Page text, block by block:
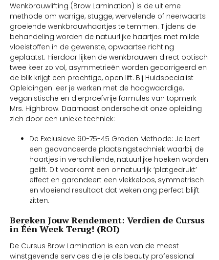
Wenkbrauwlifting (Brow Lamination) is de ultieme
methode om warrige, stugge, wervelende of neerwaarts
groeiende wenkbrauwhaartjes te temmen. Tijdens de
behandeling worden de natuurlijke haartjes met milde
vloeistoffen in de gewenste, opwaartse richting
geplaatst. Hierdoor lijken de wenkbrauwen direct optisch
twee keer zo vol, asymmetrieën worden gecorrigeerd en
de blik krijgt een prachtige, open lift. Bij Huidspecialist
Opleidingen leer je werken met de hoogwaardige,
veganistische en dierproefvrije formules van topmerk
Mrs. Highbrow. Daarnaast onderscheidt onze opleiding
zich door een unieke techniek:
De Exclusieve 90-75-45 Graden Methode: Je leert
een geavanceerde plaatsingstechniek waarbij de
haartjes in verschillende, natuurlijke hoeken worden
gelift. Dit voorkomt een onnatuurlijk ‘platgedrukt’
effect en garandeert een vlekkeloos, symmetrisch
en vloeiend resultaat dat wekenlang perfect blijft
zitten.
Bereken Jouw Rendement: Verdien de Cursus
in Één Week Terug! (ROI)
De Cursus Brow Lamination is een van de meest
winstgevende services die je als beauty professional